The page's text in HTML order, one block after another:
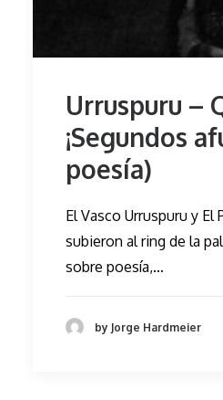
Urruspuru –
¡Segundos
poesía)
El Vasco Urruspuru y El
subieron al ring de la
sobre poesía,…
by Jorge Hardmeier